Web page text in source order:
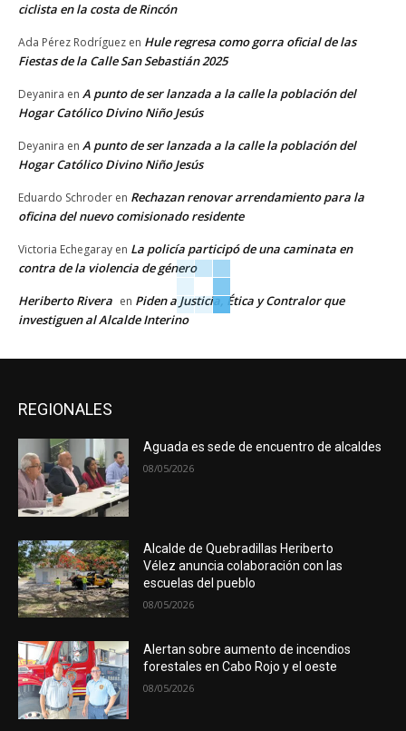
ciclista en la costa de Rincón
Ada Pérez Rodríguez en Hule regresa como gorra oficial de las
Fiestas de la Calle San Sebastián 2025
Deyanira en A punto de ser lanzada a la calle la población del
Hogar Católico Divino Niño Jesús
Deyanira en A punto de ser lanzada a la calle la población del
Hogar Católico Divino Niño Jesús
Eduardo Schroder en Rechazan renovar arrendamiento para la
oficina del nuevo comisionado residente
Victoria Echegaray en La policía participó de una caminata en
contra de la violencia de género
Heriberto Rivera en Piden a Justicia, Ética y Contralor que
investiguen al Alcalde Interino
REGIONALES
Aguada es sede de encuentro de alcaldes
08/05/2026
Alcalde de Quebradillas Heriberto
Vélez anuncia colaboración con las
escuelas del pueblo
08/05/2026
Alertan sobre aumento de incendios
forestales en Cabo Rojo y el oeste
08/05/2026